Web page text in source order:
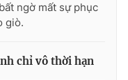
ngờ mất sự phục
giò.
chỉ vô thời hạn